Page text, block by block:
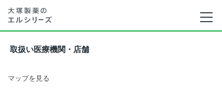
取扱い医療機関・店舗
マップを見る